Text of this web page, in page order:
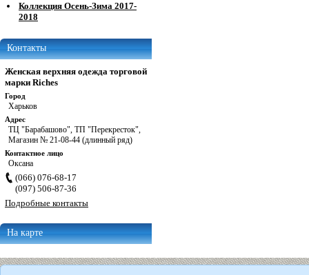
Коллекция Осень-Зима 2017-
2018
Контакты
Женская верхняя одежда торговой
марки Riches
Город
Харьков
Адрес
ТЦ "Барабашово", ТП "Перекресток",
Магазин № 21-08-44 (длинный ряд)
Контактное лицо
Оксана
(066) 076-68-17
(097) 506-87-36
Подробные контакты
На карте